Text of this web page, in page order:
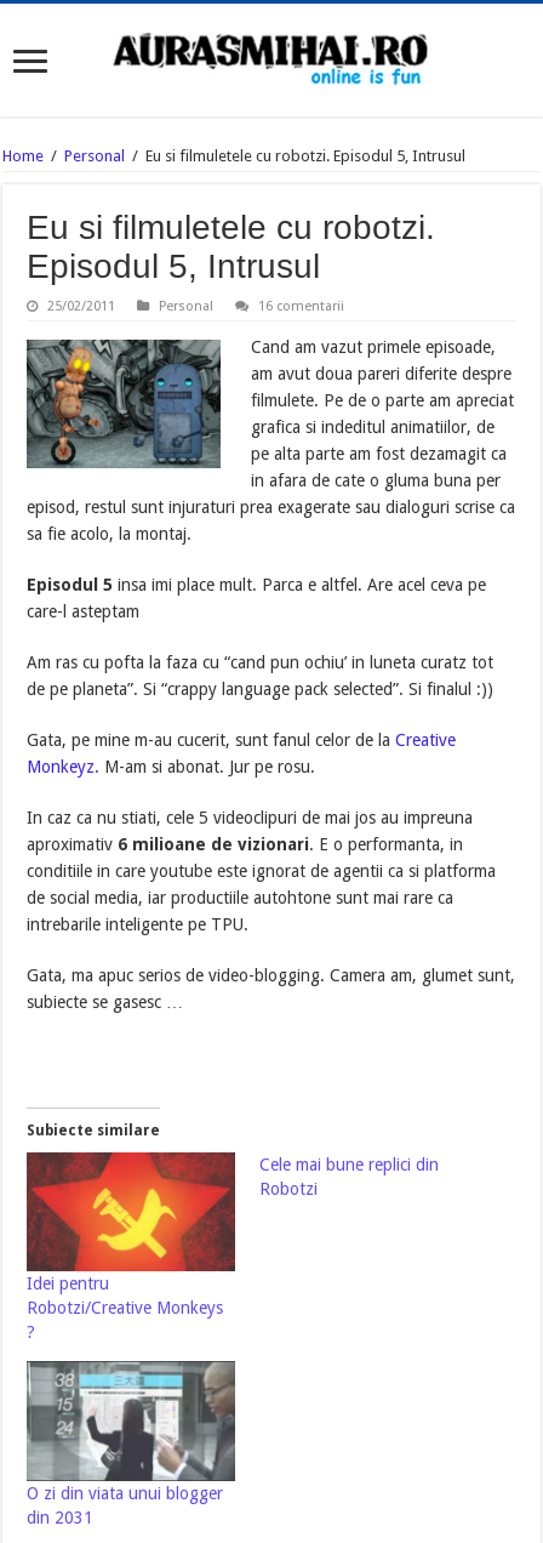
Home / Personal / Eu si filmuletele cu robotzi. Episodul 5, Intrusul
Eu si filmuletele cu robotzi.
Episodul 5, Intrusul
25/02/2011 Personal 16 comentarii
Cand am vazut primele episoade,
am avut doua pareri diferite despre
filmulete. Pe de o parte am apreciat
grafica si indeditul animatiilor, de
pe alta parte am fost dezamagit ca
in afara de cate o gluma buna per
episod, restul sunt injuraturi prea exagerate sau dialoguri scrise ca
sa fie acolo, la montaj.
Episodul 5 insa imi place mult. Parca e altfel. Are acel ceva pe
care-l asteptam
Am ras cu pofta la faza cu “cand pun ochiu’ in luneta curatz tot
de pe planeta”. Si “crappy language pack selected”. Si finalul :))
Gata, pe mine m-au cucerit, sunt fanul celor de laCreative
Monkeyz. M-am si abonat. Jur pe rosu.
In caz ca nu stiati, cele 5 videoclipuri de mai jos au impreuna
aproximativ 6 milioane de vizionari. E o performanta, in
conditiile in care youtube este ignorat de agentii ca si platforma
de social media, iar productiile autohtone sunt mai rare ca
intrebarile inteligente pe TPU.
Gata, ma apuc serios de video-blogging. Camera am, glumet sunt,
subiecte se gasesc …
Subiecte similare
Idei pentru
Robotzi/Creative Monkeys
?
Cele mai bune replici din
Robotzi
O zi din viata unui blogger
din 2031